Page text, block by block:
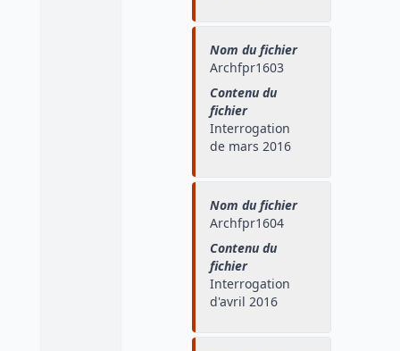
Nom du fichier
Archfpr1603
Contenu du
fichier
Interrogation
de mars 2016
Nom du fichier
Archfpr1604
Contenu du
fichier
Interrogation
d'avril 2016